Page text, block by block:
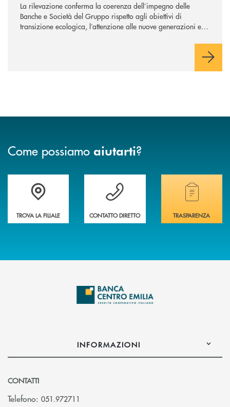
La rilevazione conferma la coerenza dell’impegno delle
Banche e Società del Gruppo rispetto agli obiettivi di
transizione ecologica, l’attenzione alle nuove generazioni e
attori chiave delle comunità locali. Installate 246 colonnine di
Come possiamo aiutarti?
Accedi all' elenco completo delle filiali
TROVA LA FILIALE
Vuoi avere maggiori informazioni sulla
CONTATTO DIRETTO
Hai bisogno di
TRASPARENZA
INFORMAZIONI
CONTATTI
Telefono: 051.972711